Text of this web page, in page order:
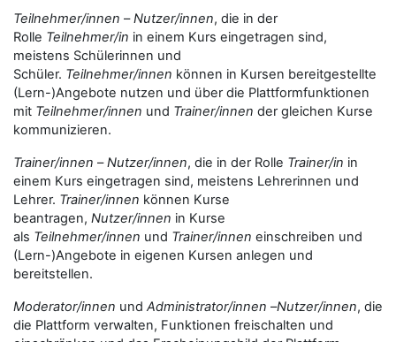
Teilnehmer/innen –Nutzer/innen, die in der
Rolle Teilnehmer/in in einem Kurs eingetragen sind,
meistens Schülerinnen und
Schüler. Teilnehmer/innen können in Kursen bereitgestellte
(Lern-)Angebote nutzen und über die Plattformfunktionen
mit Teilnehmer/innen und Trainer/innen der gleichen Kurse
kommunizieren.
Trainer/innen –Nutzer/innen, die in der Rolle Trainer/in in
einem Kurs eingetragen sind, meistens Lehrerinnen und
Lehrer. Trainer/innen können Kurse
beantragen, Nutzer/innen in Kurse
als Teilnehmer/innen und Trainer/innen einschreiben und
(Lern-)Angebote in eigenen Kursen anlegen und
bereitstellen.
Moderator/innen und Administrator/innen –Nutzer/innen, die
die Plattform verwalten, Funktionen freischalten und